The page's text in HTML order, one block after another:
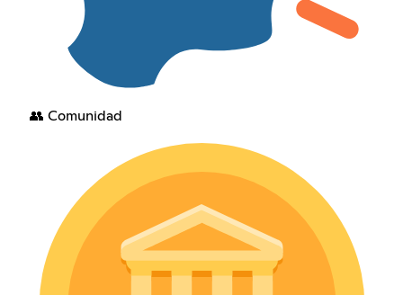
👥 Comunidad